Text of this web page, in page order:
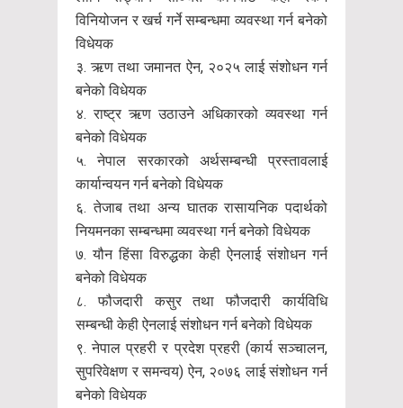
विनियोजन र खर्च गर्ने सम्बन्धमा व्यवस्था गर्न बनेको
विधेयक
३. ऋण तथा जमानत ऐन, २०२५ लाई संशोधन गर्न
बनेको विधेयक
४. राष्ट्र ऋण उठाउने अधिकारको व्यवस्था गर्न
बनेको विधेयक
५. नेपाल सरकारको अर्थसम्बन्धी प्रस्तावलाई
कार्यान्वयन गर्न बनेको विधेयक
६. तेजाब तथा अन्य घातक रासायनिक पदार्थको
नियमनका सम्बन्धमा व्यवस्था गर्न बनेको विधेयक
७. यौन हिंसा विरुद्धका केही ऐनलाई संशोधन गर्न
बनेको विधेयक
८. फौजदारी कसुर तथा फौजदारी कार्यविधि
सम्बन्धी केही ऐनलाई संशोधन गर्न बनेको विधेयक
९. नेपाल प्रहरी र प्रदेश प्रहरी (कार्य सञ्चालन,
सुपरिवेक्षण र समन्वय) ऐन, २०७६ लाई संशोधन गर्न
बनेको विधेयक